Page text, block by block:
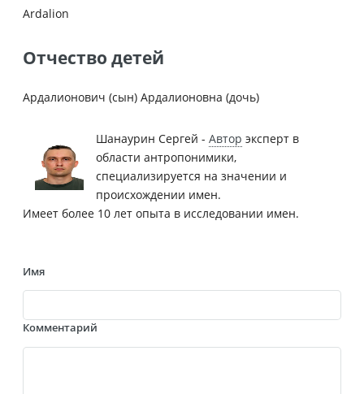
Ardalion
Отчество детей
Ардалионович (сын) Ардалионовна (дочь)
Шанаурин Сергей - Автор эксперт в
области антропонимики,
специализируется на значении и
происхождении имен.
Имеет более 10 лет опыта в исследовании имен.
Имя
Комментарий